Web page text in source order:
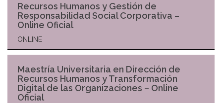
Recursos Humanos y Gestión de
Responsabilidad Social Corporativa –
Online Oficial
ONLINE
Maestría Universitaria en Dirección de
Recursos Humanos y Transformación
Digital de las Organizaciones – Online
Oficial